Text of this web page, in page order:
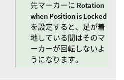
先マーカーに Rotation
when Position is Locked
を設定すると、足が着
地している間はそのマ
ーカーが回転しないよ
うになります。